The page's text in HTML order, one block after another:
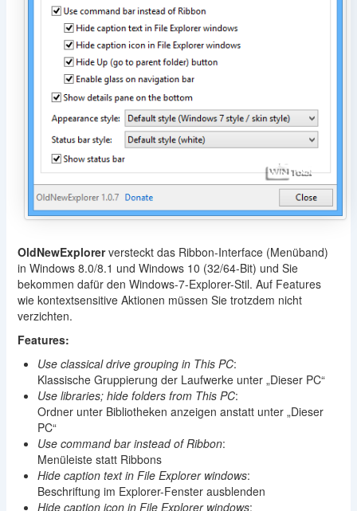
OldNewExplorerversteckt das Ribbon-Interface (Menüband)
in Windows 8.0/8.1 und Windows 10 (32/64-Bit) und Sie
bekommen dafür den Windows-7-Explorer-Stil. Auf Features
wie kontextsensitive Aktionen müssen Sie trotzdem nicht
verzichten.
Features:
Use classical drive grouping in This PC:
Klassische Gruppierung der Laufwerke unter „Dieser PC“
Use libraries; hide folders from This PC:
Ordner unter Bibliotheken anzeigen anstatt unter „Dieser
PC“
Use command bar instead of Ribbon:
Menüleiste statt Ribbons
Hide caption text in File Explorer windows:
Beschriftung im Explorer-Fenster ausblenden
Hide caption icon in File Explorer windows: